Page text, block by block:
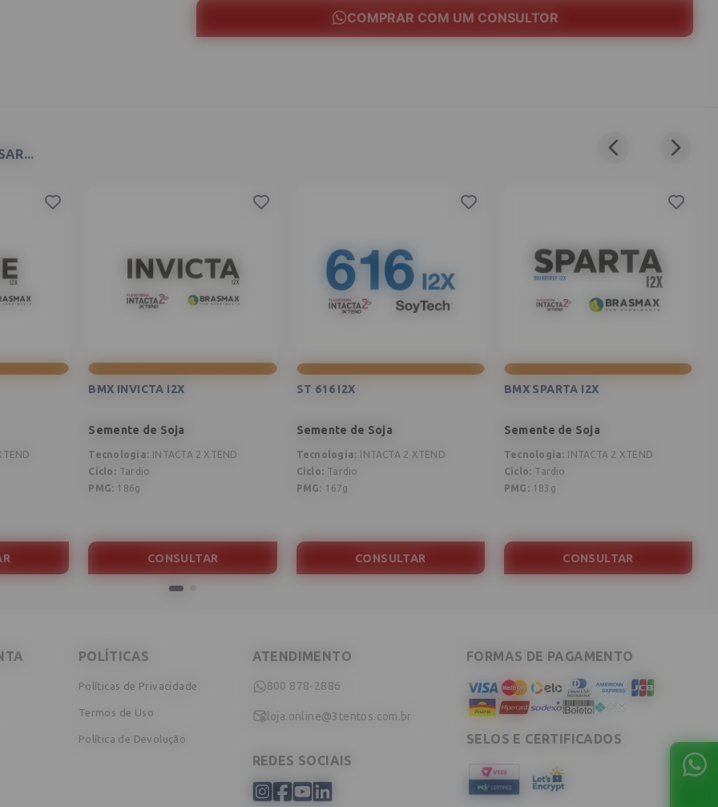
COMPRAR COM UM CONSULTOR
BMX INVICTA I2X
Semente de Soja
Tecnologia:
INTACTA 2 XTEND
Ciclo : Tardio
PMG: 186g
CONSULTAR
ST 616 I2X
Semente de Soja
Tecnologia:
INTACTA 2 XTEND
Ciclo: Tardio
PMG: 167g
CONSULTAR
BMX SPARTA I2X
Semente de Soja
Tecnologia:
INTACTA 2 XTEND
Ciclo: Tardio
PMG : 183g
CONSULTAR
POLÍTICAS
Políticas de Privacidade
Termos de Uso
Política de Devolução
ATENDIMENTO
800 878-2886
loja.online@3tentos.com.br
REDES SOCIAIS
FORMAS DE PAGAMENTO
SELOS E CERTIFICADOS